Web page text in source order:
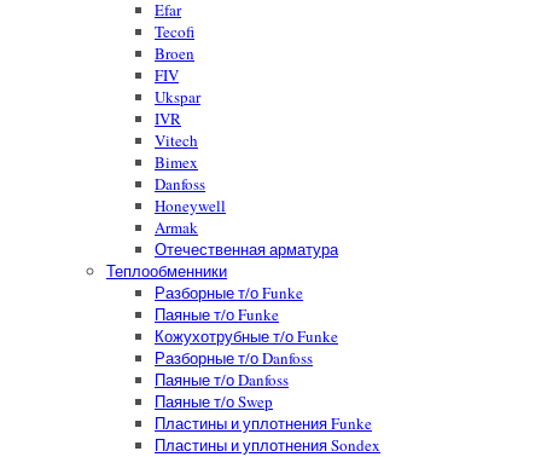
Efar
Tecofi
Broen
FIV
Ukspar
IVR
Vitech
Bimex
Danfoss
Honeywell
Armak
Отечественная арматура
Теплообменники
Разборные т/о Funke
Паяные т/о Funke
Кожухотрубные т/о Funke
Разборные т/о Danfoss
Паяные т/о Danfoss
Паяные т/о Swep
Пластины и уплотнения Funke
Пластины и уплотнения Sondex